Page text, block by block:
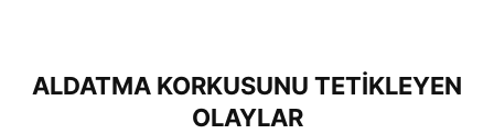
ALDATMA KORKUSUNU TETİKLEYEN
OLAYLAR